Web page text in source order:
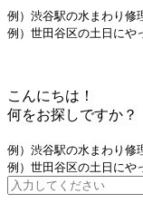
例）渋谷駅の水まわり修
例）世田谷区の土日にや
こんにちは！
何をお探しですか？
例）渋谷駅の水まわり修
例）世田谷区の土日にや